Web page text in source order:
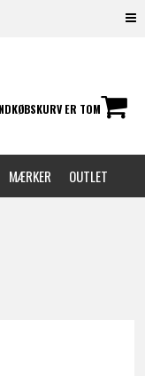
ER TOM
MÆRKER OUTLET